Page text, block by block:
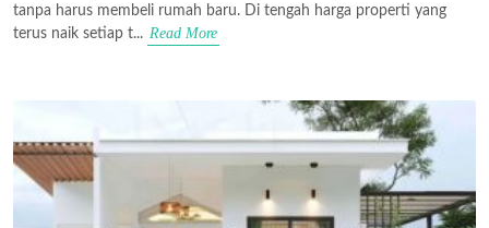
tanpa harus membeli rumah baru. Di tengah harga properti yang
terus naik setiap t... Read More